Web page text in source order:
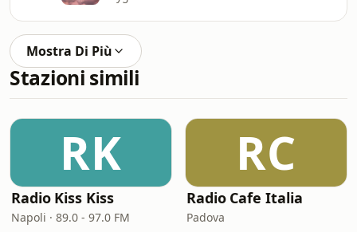
Mostra Di Più
Stazioni simili
RK
Radio Kiss Kiss
Napoli · 89.0 - 97.0 FM
RC
Radio Cafe Italia
Padova